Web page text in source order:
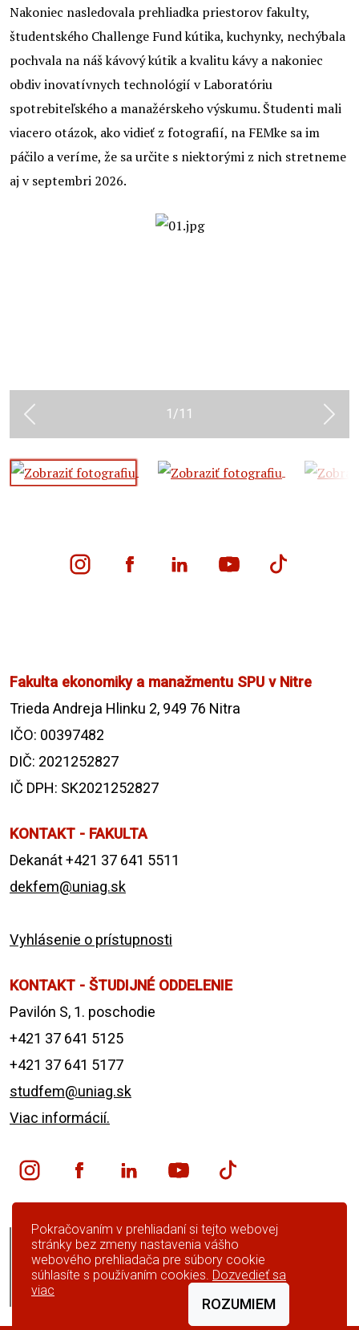
Nakoniec nasledovala prehliadka priestorov fakulty,
študentského Challenge Fund kútika, kuchynky, nechýbala
pochvala na náš kávový kútik a kvalitu kávy a nakoniec
obdiv inovatívnych technológií v Laboratóriu
spotrebiteľského a manažérskeho výskumu. Študenti mali
viacero otázok, ako vidieť z fotografií, na FEMke sa im
páčilo a veríme, že sa určite s niektorými z nich stretneme
aj v septembri 2026.
Previous Next
1 /11
Pokračovaním v prehliadaní si tejto webovej
stránky bez zmeny nastavenia vášho
webového prehliadača pre súbory cookie
súhlasíte s používaním cookies. Dozvedieť sa
viac
ROZUMIEM
Fakulta ekonomiky a manažmentu SPU v Nitre
Trieda Andreja Hlinku 2, 949 76 Nitra
IČO: 00397482
DIČ: 2021252827
IČ DPH: SK2021252827
KONTAKT - FAKULTA
Dekanát +421 37 641 5511
dekfem@uniag.sk
Vyhlásenie o prístupnosti
KONTAKT - ŠTUDIJNÉ ODDELENIE
Pavilón S, 1. poschodie
+421 37 641 5125
+421 37 641 5177
studfem@uniag.sk
Viac informácií.
English version
Preskočiť navigáciu
Čiernobiela verzia